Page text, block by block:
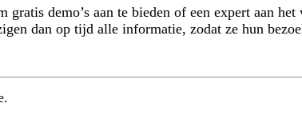
gratis demo’s aan te bieden of een expert aan
dan op tijd alle informatie, zodat ze hun